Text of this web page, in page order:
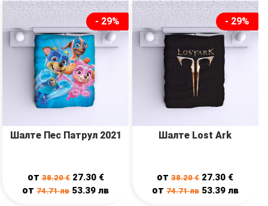
- 29%
Шалте Пес Патрул 2021
от38.20€ 27.30 €
от74.71лв 53.39лв
- 29%
Шалте Lost Ark
от38.20€ 27.30 €
от 74.71лв 53.39 лв